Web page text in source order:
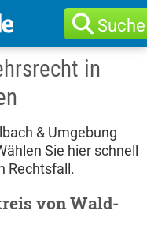
Suche
in
& Umgebung
Sie hier schnell
Rechtsfall.
von Wald-